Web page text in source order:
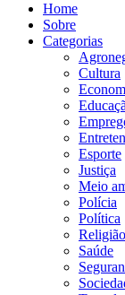
Home
Sobre
Categorias
Cultura
Esporte
Justiça
Meio
Polícia
Política
Religião
Saúde